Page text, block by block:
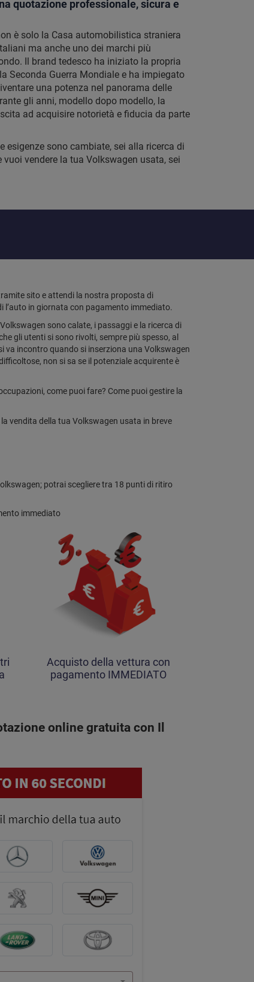
quotazione professionale, sicura e
è solo la Casa automobilistica straniera
ma anche uno dei marchi più
Il brand tedesco ha iniziato la propria
Seconda Guerra Mondiale e ha impiegato
una potenza nel panorama delle
gli anni, modello dopo modello, la
ad acquisire notorietà e fiducia da parte
esigenze sono cambiate, sei alla ricerca di
vuoi vendere la tua Volkswagen usata, sei
sito e attendi la nostra proposta di
in giornata con pagamento immediato.
sono calate, i passaggi e la ricerca di
gli utenti si sono rivolti, sempre più spesso, al
va incontro quando si inserziona una Volkswagen
non si sa se il potenziale acquirente è
come puoi fare? Come puoi gestire la
vendita della tua Volkswagen usata in breve
potrai scegliere tra 18 punti di ritiro
immediato
Acquisto della vettura con
pagamento IMMEDIATO
online gratuita con Il